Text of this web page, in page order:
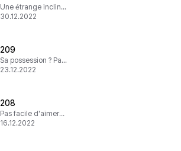
Une étrange inclination
30.12.2022
209
Sa possession ? Pas question !
23.12.2022
208
Pas facile d'aimer…
16.12.2022